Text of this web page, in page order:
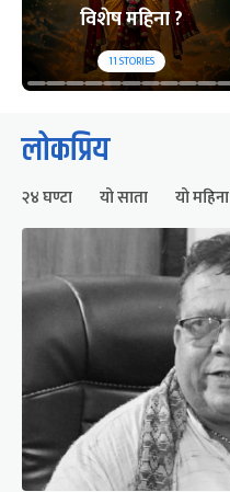
विशेष महिना ?
11STORIES
लोकप्रिय
२४ घण्टा यो साता यो महिना